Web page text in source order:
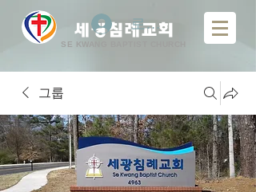
​ 세광침례교회
SE KWANG BAPTIST CHURCH
로그인
그룹